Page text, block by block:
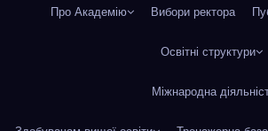
Про Академію Вибори ректора
Освітні структури
Міжнародна